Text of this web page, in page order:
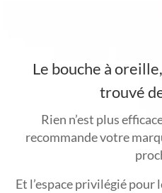
Le bouche à
trouvé
Rien n’est plus
recommande votre
Et l’espace privilégié pour